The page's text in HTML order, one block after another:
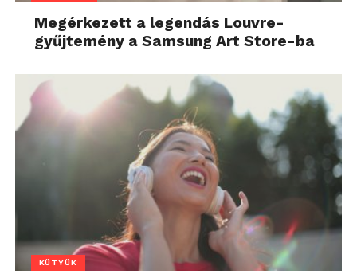
Megérkezett a legendás Louvre-
gyűjtemény a Samsung Art Store-ba
KÜTYÜK